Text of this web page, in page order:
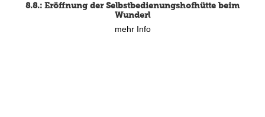
8.8.: Eröffnung der Selbstbedienungshofhütte beim
Wunderl
mehr Info